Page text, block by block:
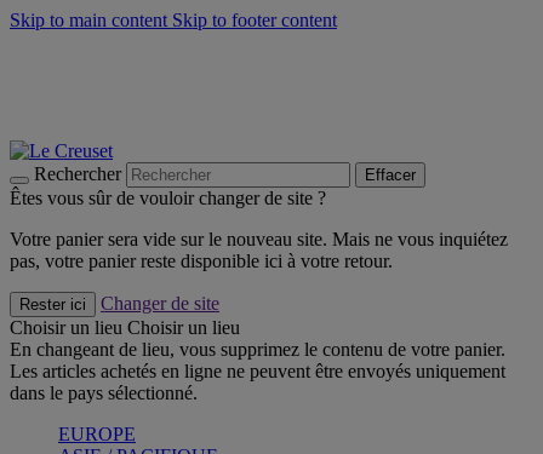
Skip to main content Skip to footer content
Rechercher Effacer
Êtes vous sûr de vouloir changer de site ?
Votre panier sera vide sur le nouveau site. Mais ne vous inquiétez
pas, votre panier reste disponible ici à votre retour.
Rester ici
Changer de site
Choisir un lieu Choisir un lieu
En changeant de lieu, vous supprimez le contenu de votre panier.
Les articles achetés en ligne ne peuvent être envoyés uniquement
dans le pays sélectionné.
EUROPE